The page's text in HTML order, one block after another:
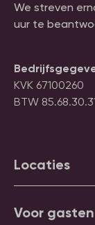
We streven
uur te
KVK 67100260
BTW
Locaties
Voor gasten